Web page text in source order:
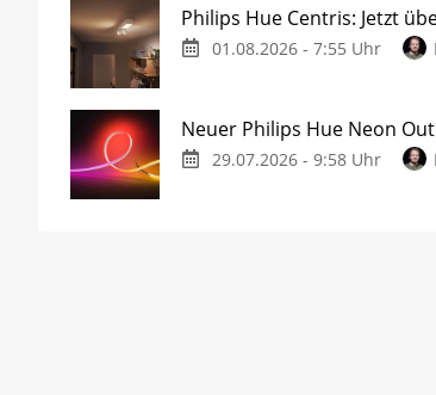
Philips Hue Centris: Jetzt
01.08.2026 - 7:55 Uhr
Neuer Philips Hue Neon
29.07.2026 - 9:58 Uhr